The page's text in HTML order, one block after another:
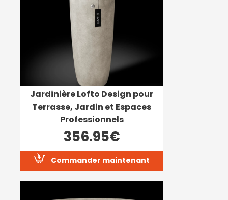
Jardinière Lofto Design pour
Terrasse, Jardin et Espaces
Professionnels
356.95€
Commander maintenant